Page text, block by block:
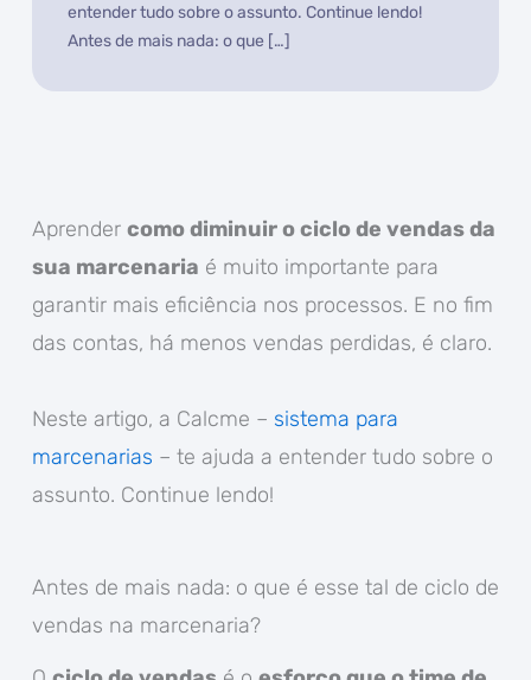
entender tudo sobre o assunto. Continue lendo!
Antes de mais nada: o que […]
Aprender como diminuir o ciclo de vendas da
sua marcenaria é muito importante para
garantir mais eficiência nos processos. E no fim
das contas, há menos vendas perdidas, é claro.
Neste artigo, a Calcme – sistema para
marcenarias – te ajuda a entender tudo sobre o
assunto. Continue lendo!
Antes de mais nada: o que é esse tal de ciclo de
vendas na marcenaria?